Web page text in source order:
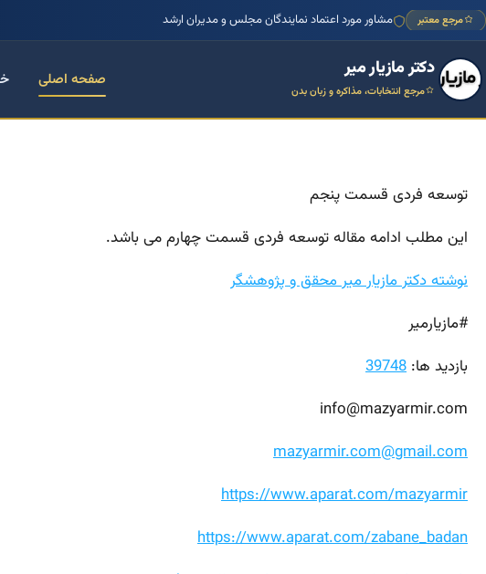
مرجع معتبر مشاور مورد اعتماد نمایندگان مجلس و مدیران ارشد
دکتر مازیار میر
مرجع انتخابات، مذاکره و زبان بدن
صفحه اصلی
توسعه فردی قسمت پنجم
این مطلب ادامه مقاله توسعه فردی قسمت چهارم می باشد.
نوشته دکتر مازیار میر محقق و پژوهشگر
#مازیارمیر
بازدید ها: 39748
info@mazyarmir.com
mazyarmir.com@gmail.com
https://www.aparat.com/mazyarmir
https://www.aparat.com/zabane_badan